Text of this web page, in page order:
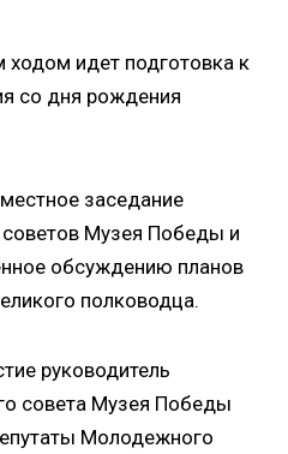
идет подготовка к
со дня рождения
заседание
Музея Победы и
обсуждению планов
полководца.
руководитель
совета Музея Победы
Молодежного